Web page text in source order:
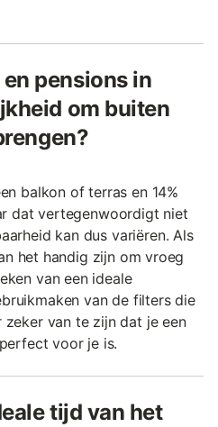
pensions in
om buiten
balkon of terras en 14%
dat vertegenwoordigt niet
kan dus variëren. Als
het handig zijn om vroeg
van een ideale
van de filters die
van te zijn dat je een
voor je is.
tijd van het